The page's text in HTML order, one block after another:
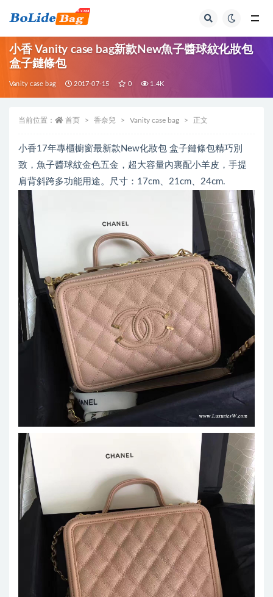
小香 Vanity case bag新款New魚子醬球紋化妝包
盒子鏈條包
Vanity case bag 2017-07-15 0 1.4K
当前位置： 首页 香奈兒 Vanity case bag 正文
小香17年專櫃櫥窗最新款New化妝包 盒子鏈條包精巧別
致，魚子醬球紋金色五金，超大容量內裏配小羊皮，手提
肩背斜跨多功能用途。尺寸：17cm、21cm、24cm.